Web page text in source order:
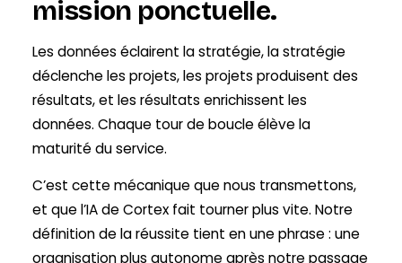
mission ponctuelle.
Les données éclairent la stratégie, la stratégie
déclenche les projets, les projets produisent des
résultats, et les résultats enrichissent les
données. Chaque tour de boucle élève la
maturité du service.
C’est cette mécanique que nous transmettons,
et que l’IA de Cortex fait tourner plus vite. Notre
définition de la réussite tient en une phrase : une
organisation plus autonome après notre passage